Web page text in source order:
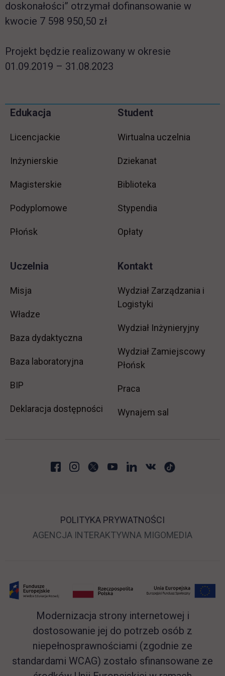
doskonałości” otrzymał dofinansowanie w
kwocie 7 598 950,50 zł
Projekt będzie realizowany w okresie
01.09.2019 – 31.08.2023
Pomiń
Informacje w stopce
Edukacja
Licencjackie
Inżynierskie
Magisterskie
Podyplomowe
Płońsk
Student
Wirtualna uczelnia
Dziekanat
Biblioteka
Stypendia
Opłaty
Uczelnia
Misja
Władze
Baza dydaktyczna
Baza laboratoryjna
BIP link otwiera się w nowej karcie
Deklaracja dostępności
Kontakt
Wydział Zarządzania i
Logistyki
Wydział Inżynieryjny
Wydział Zamiejscowy
Płońsk
Praca
Wynajem sal
POLITYKA PRYWATNOŚCI
AGENCJA INTERAKTYWNA LINK OTWIERA SIĘ
MIGOMEDIA
Modernizacja strony internetowej i
dostosowanie jej do potrzeb osób z
niepełnosprawnościami (zgodnie ze
standardami WCAG) zostało sfinansowane ze